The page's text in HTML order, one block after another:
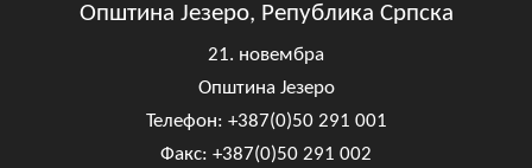
Општина Језеро, Република Српска
21. новембра
Општина Језеро
Телефон: +387(0)50 291 001
Факс: +387(0)50 291 002